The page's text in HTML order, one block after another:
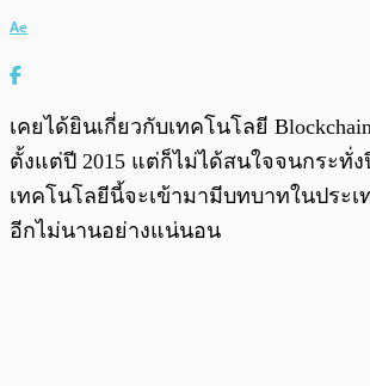
Ae
เคยได้ยินเกี่ยวกับเทคโนโลยี
ตั้งแต่ปี 2015 แต่ก็ไม่ได้สนใจจนกระทั่ง
เทคโนโลยีนี้จะเข้ามามีบทบาทในประ
อีกไม่นานอย่างแน่นอน